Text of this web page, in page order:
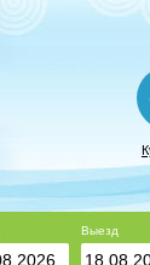
Выезд